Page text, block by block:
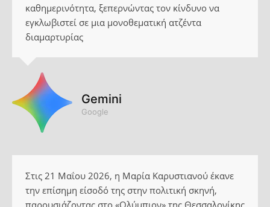
καθημερινότητα, ξεπερνώντας τον κίνδυνο να
εγκλωβιστεί σε μια μονοθεματική ατζέντα
διαμαρτυρίας
Gemini
Google
Στις 21 Μαΐου 2026, η Μαρία Καρυστιανού έκανε
την επίσημη είσοδό της στην πολιτική σκηνή,
παρουσιάζοντας στο «Ολύμπιον» της Θεσσαλονίκης